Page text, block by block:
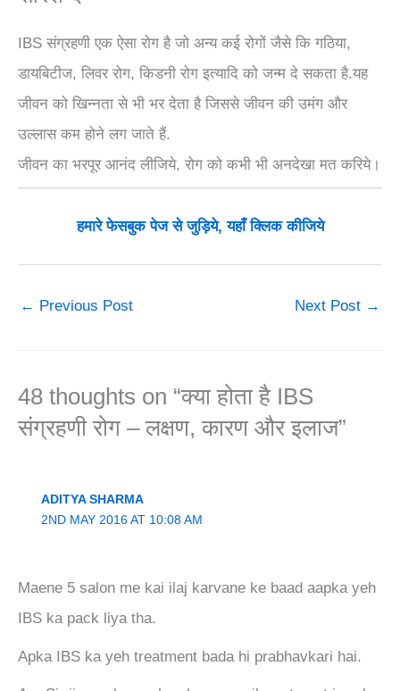
IBS संग्रहणी एक ऐसा रोग है जो अन्य कई रोगों जैसे कि गठिया,
डायबिटीज, लिवर रोग, किडनी रोग इत्यादि को जन्म दे सकता है.यह
जीवन को खिन्नता से भी भर देता है जिससे जीवन की उमंग और
उल्लास कम होने लग जाते हैं.
जीवन का भरपूर आनंद लीजिये, रोग को कभी भी अनदेखा मत करिये।
हमारे फेसबुक पेज से जुड़िये, यहाँ क्लिक कीजिये
← Previous Post Next Post →
48 thoughts on “क्या होता है IBS
संग्रहणी रोग – लक्षण, कारण और इलाज”
ADITYA SHARMA
2ND MAY 2016 AT 10:08 AM
Maene 5 salon me kai ilaj karvane ke baad aapka yeh
IBS ka pack liya tha.
Apka IBS ka yeh treatment bada hi prabhavkari hai.